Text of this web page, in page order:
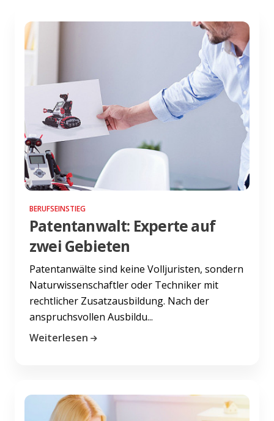
BERUFSEINSTIEG
Patentanwalt: Experte auf
zwei Gebieten
Patentanwälte sind keine Volljuristen, sondern
Naturwissenschaftler oder Techniker mit
rechtlicher Zusatzausbildung. Nach der
anspruchsvollen Ausbildu...
Weiterlesen